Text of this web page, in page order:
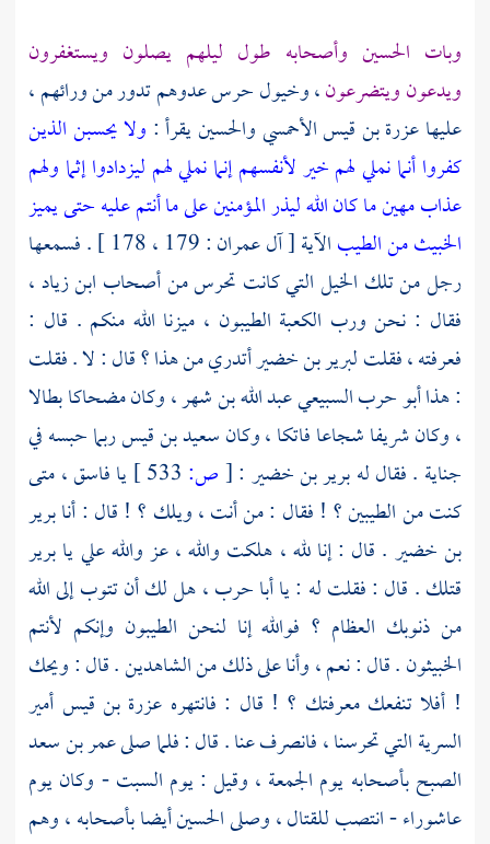
وبات الحسين وأصحابه طول ليلهم يصلون ويستغفرون
ويدعون ويتضرعون، وخيول حرس عدوهم تدور من ورائهم ،
عليهاعزرة بن قيس الأحمسيوالحسينيقرأ : ولا يحسبن الذين
كفروا أنما نملي لهم خير لأنفسهم إنما نملي لهم ليزدادوا إثما ولهم
عذاب مهين ما كان الله ليذر المؤمنين على ما أنتم عليه حتى يميز
الخبيث من الطيب
الآية [ آل عمران : 179 ، 178 ] . فسمعها
رجل من تلك الخيل التي كانت تحرس من أصحاب ابن زياد،
فقال : نحن ورب الكعبة الطيبون ، ميزنا الله منكم . قال :
فعرفته ، فقلتلبرير بن خضيرأتدري من هذا ؟ قال : لا . فقلت
: هذاأبو حرب السبيعي عبد الله بن شهر، وكان مضحاكا بطالا
، وكان شريفا شجاعا فاتكا ، وكانسعيد بن قيسربما حبسه في
جناية . فقال لهبرير بن خضير :
[ص:
يا فاسق ، متى
كنت من الطيبين ؟ ! فقال : من أنت ، ويلك ؟ ! قال : أنابرير
بن خضير . قال : إنا لله ، هلكت والله ، عز والله علي يابرير
قتلك . قال : فقلت له : ياأبا حرب، هل لك أن تتوب إلى الله
من ذنوبك العظام ؟ فوالله إنا لنحن الطيبون وإنكم لأنتم
الخبيثون . قال : نعم ، وأنا على ذلك من الشاهدين . قال : ويحك
! أفلا تنفعك معرفتك ؟ ! قال : فانتهره عزرة بن قيس أمير
السرية التي تحرسنا ، فانصرف عنا . قال : فلما صلىعمر بن سعد
الصبح بأصحابه يوم الجمعة ، وقيل : يوم السبت - وكان يوم
عاشوراء - انتصب للقتال ، وصلىالحسينأيضا بأصحابه ، وهم